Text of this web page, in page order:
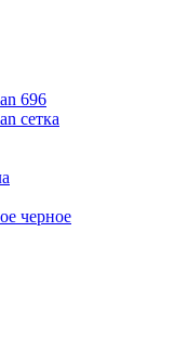
696
сетка
черное